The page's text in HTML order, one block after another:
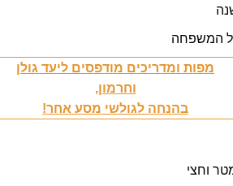
המשפחה
מפות ומדריכים מודפסים ליעד גולן
וחרמון,
בהנחה לגולשי מסע אחר!
וחצי